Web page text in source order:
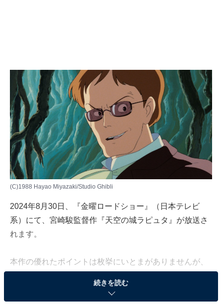
(C)1988 Hayao Miyazaki/Studio Ghibli
2024年8月30日、『金曜ロードショー』（日本テレビ
系）にて、宮崎駿監督作『天空の城ラピュタ』が放送さ
れます。
本作の優れたポイントは枚挙にいとまがありませんが、
言動、「見ろ、人がゴミのようだ！」に代表される名言
の数々、冒頭からビンで後ろから殴られて気絶する弱さ
続きを読む